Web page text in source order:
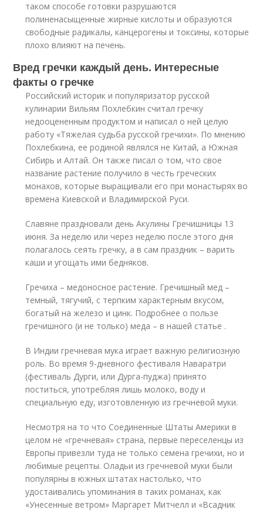
таком способе готовки разрушаются
полиненасыщенные жирные кислоты и образуются
свободные радикалы, канцерогены и токсины, которые
плохо влияют на печень.
Вред гречки каждый день. Интересные
факты о гречке
Российский историк и популяризатор русской
кулинарии Вильям Похлебкин считал гречку
недооцененным продуктом и написал о ней целую
работу «Тяжелая судьба русской гречихи». По мнению
Похлебкина, ее родиной являлся не Китай, а Южная
Сибирь и Алтай. Он также писал о том, что свое
название растение получило в честь греческих
монахов, которые выращивали его при монастырях во
времена Киевской и Владимирской Руси.
Славяне праздновали день Акулины Гречишницы 13
июня. За неделю или через неделю после этого дня
полагалось сеять гречку, а в сам праздник – варить
каши и угощать ими бедняков.
Гречиха – медоносное растение. Гречишный мед –
темный, тягучий, с терпким характерным вкусом,
богатый на железо и цинк. Подробнее о пользе
гречишного (и не только) меда – в нашей статье .
В Индии гречневая мука играет важную религиозную
роль. Во время 9-дневного фестиваля Наваратри
(фестиваль Дурги, или Дурга-пуджа) принято
поститься, употребляя лишь молоко, воду и
специальную еду, изготовленную из гречневой муки.
Несмотря на то что Соединенные Штаты Америки в
целом не «гречневая» страна, первые переселенцы из
Европы привезли туда не только семена гречихи, но и
любимые рецепты. Оладьи из гречневой муки были
популярны в южных штатах настолько, что
удостаивались упоминания в таких романах, как
«Унесенные ветром» Маргарет Митчелл и «Всадник